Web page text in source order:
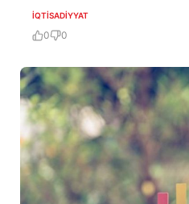
İQTISADIYYAT
0 0